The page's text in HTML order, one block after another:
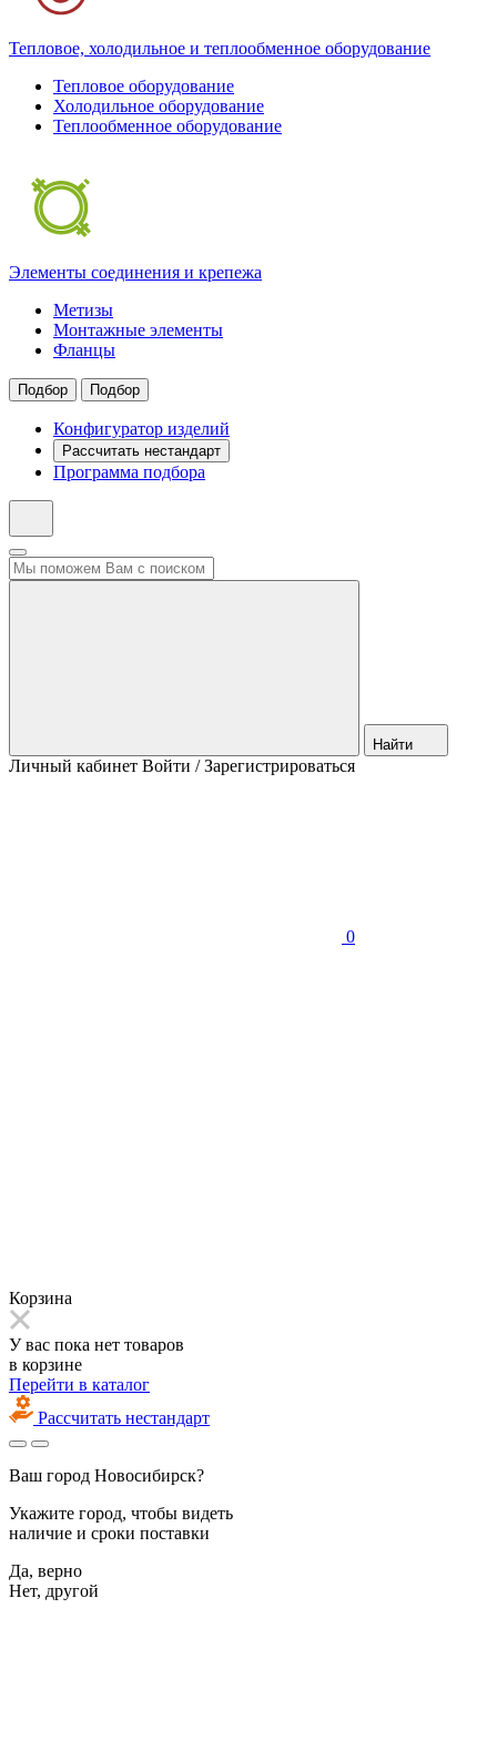
Тепловое, холодильное и теплообменное оборудование
Тепловое оборудование
Холодильное оборудование
Теплообменное оборудование
Элементы соединения и крепежа
Метизы
Монтажные элементы
Фланцы
Подбор Подбор
Конфигуратор изделий
Рассчитать нестандарт
Программа подбора
Найти
Личный кабинет Войти / Зарегистрироваться
0
Корзина
У вас пока нет товаров
в корзине
Перейти в каталог
Рассчитать нестандарт
Ваш город Новосибирск?
Укажите город, чтобы видеть
наличие и сроки поставки
Да, верно
Нет, другой